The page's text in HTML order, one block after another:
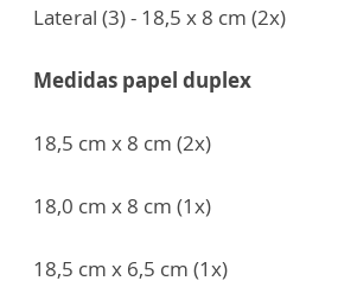
Lateral (3) - 18,5 x 8 cm (2x)
Medidas papel duplex
18,5 cm x 8 cm (2x)
18,0 cm x 8 cm (1x)
18,5 cm x 6,5 cm (1x)